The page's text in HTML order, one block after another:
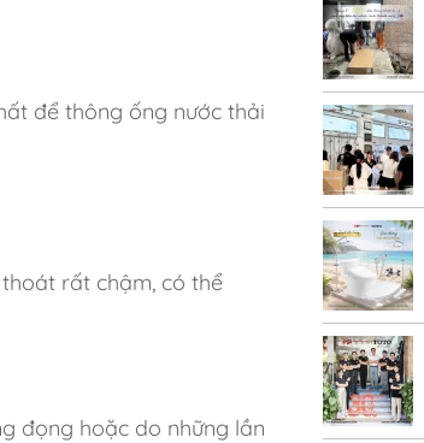
để thông ống nước thải
rất chậm, có thể
đọng hoặc do những lần